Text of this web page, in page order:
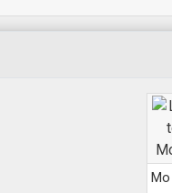
Mo